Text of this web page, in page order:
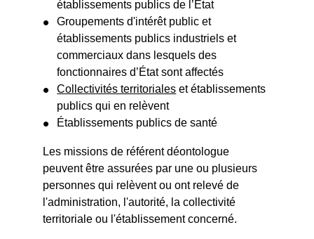
établissements publics de l’État
Groupements d'intérêt public et
établissements publics industriels et
commerciaux dans lesquels des
fonctionnaires d’État sont affectés
Collectivités territoriales et établissements
publics qui en relèvent
Établissements publics de santé
Les missions de référent déontologue
peuvent être assurées par une ou plusieurs
personnes qui relèvent ou ont relevé de
l'administration, l'autorité, la collectivité
territoriale ou l'établissement concerné.